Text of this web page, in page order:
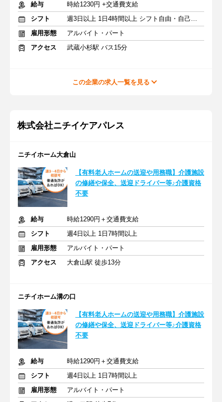
給与
時給1230円 +交通費支給
シフト
週3日以上 1日4時間以上 シフト自由・自己申告
雇用形態
アルバイト・パート
アクセス
武蔵小杉駅 バス15分
この企業の求人一覧を見る
株式会社ニチイケアパレス
ニチイホーム大倉山
【有料老人ホームの送迎や用務職】介護施設
の修繕や保全、送迎ドライバー等♪介護資格
不要
給与
時給1290円＋交通費支給
シフト
週4日以上 1日7時間以上
雇用形態
アルバイト・パート
アクセス
大倉山駅 徒歩13分
ニチイホーム溝の口
【有料老人ホームの送迎や用務職】介護施設
の修繕や保全、送迎ドライバー等♪介護資格
不要
給与
時給1290円＋交通費支給
シフト
週4日以上 1日7時間以上
雇用形態
アルバイト・パート